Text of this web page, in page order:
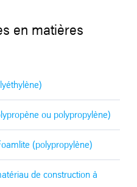
d'implantats
⊗
√
√
√
⊗
en matières
ou polypropylène)
(polypropylène)
de construction à